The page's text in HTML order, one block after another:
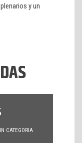
y un
CATEGORIA